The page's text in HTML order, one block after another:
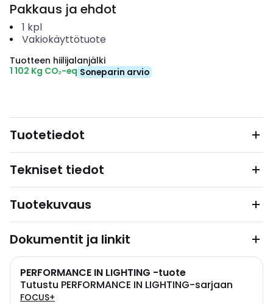
Pakkaus ja ehdot
1 kpl
Vakiokäyttötuote
Tuotteen hiilijalanjälki
1 102 Kg CO₂-eq Soneparin arvio
Tuotetiedot
Tekniset tiedot
Tuotekuvaus
Dokumentit ja linkit
PERFORMANCE IN LIGHTING -tuote
Tutustu PERFORMANCE IN LIGHTING-sarjaan
FOCUS+